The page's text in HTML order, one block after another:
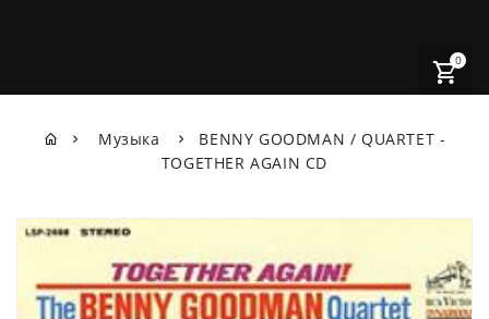
0
Музыка
BENNY GOODMAN / QUARTET -
TOGETHER AGAIN CD